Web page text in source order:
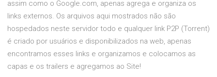
assim como o Google.com, apenas agrega e organiza os
links externos. Os arquivos aqui mostrados não são
hospedados neste servidor todo e qualquer link P2P (Torrent)
é criado por usuários e disponibilizados na web, apenas
encontramos esses links e organizamos e colocamos as
capas e os trailers e agregamos ao Site!